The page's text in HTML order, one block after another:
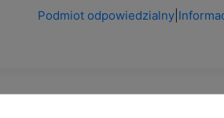
Podmiot odpowiedzialny|